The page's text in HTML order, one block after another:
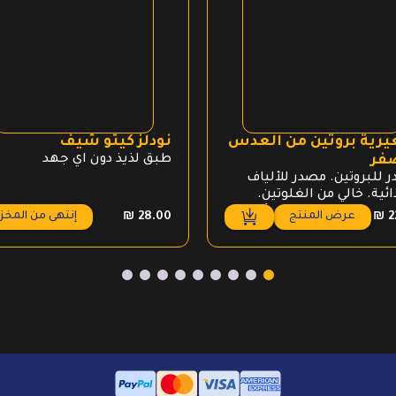
بروتين من العدس
للبروتين. مصدر للألياف
خالي من الغلوتين.
دقيق العدس الأصفر
(100%).
₪ عرض المنتج
نودلز كيتو شيف
طبق لذيذ دون اي جهد
₪ 28.00 إنتهى من